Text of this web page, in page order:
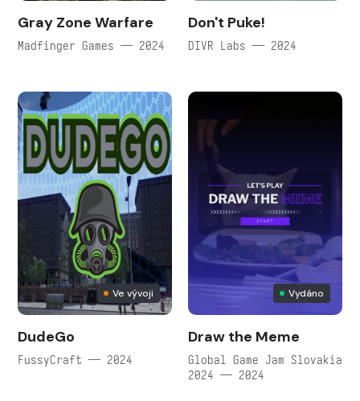
Gray Zone Warfare
Madfinger Games — 2024
Don't Puke!
DIVR Labs — 2024
Ve vývoji
DudeGo
FussyCraft — 2024
Vydáno
Draw the Meme
Global Game Jam Slovakia
2024 — 2024